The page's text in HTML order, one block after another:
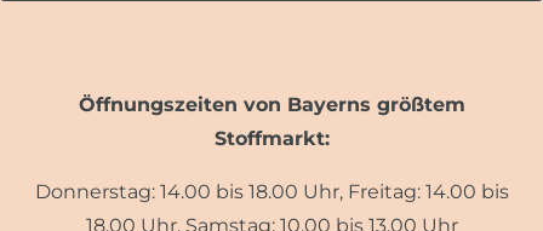
Öffnungszeiten von Bayerns größtem
Stoffmarkt:
Donnerstag: 14.00 bis 18.00 Uhr, Freitag: 14.00 bis
18.00 Uhr, Samstag: 10.00 bis 13.00 Uhr